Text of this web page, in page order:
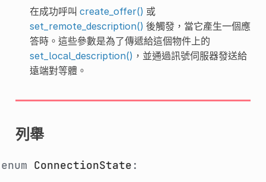
在成功呼叫 create_offer() 或
set_remote_description() 後觸發，當它產生一個應
答時。這些參數是為了傳遞給這個物件上的
set_local_description() ，並通過訊號伺服器發送給
遠端對等體。
列舉
enum ConnectionState :